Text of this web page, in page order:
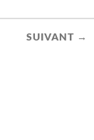
SUIVANT →